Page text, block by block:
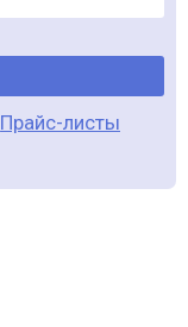
Прайс-листы